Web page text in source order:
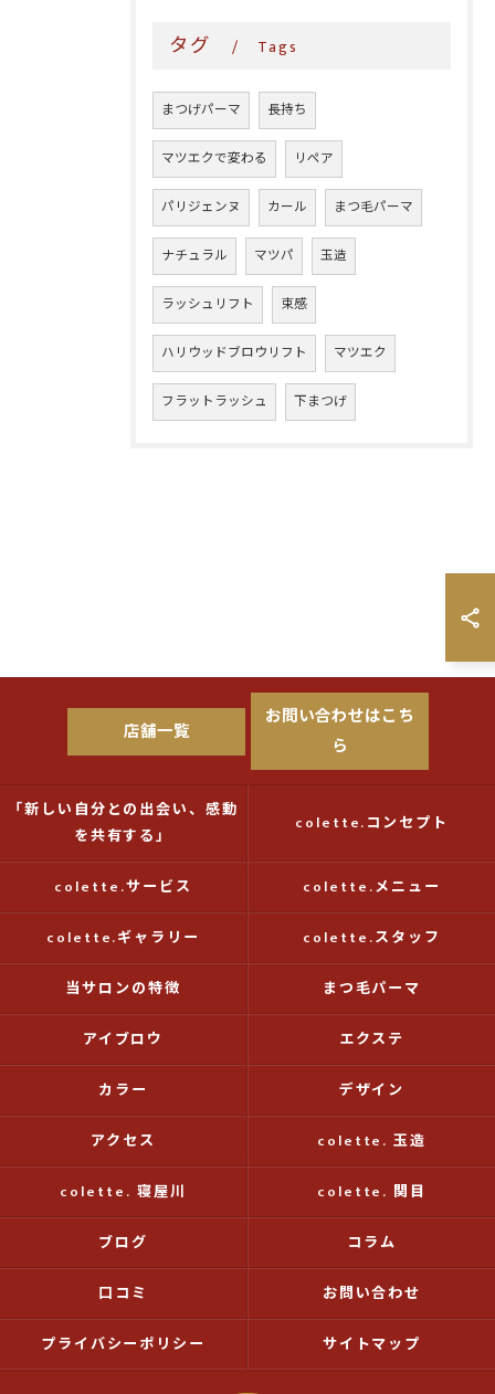
タグ Tags
まつげパーマ 長持ち
マツエクで変わる リペア
パリジェンヌ カール まつ毛パーマ
ナチュラル マツパ 玉造
ラッシュリフト 束感
ハリウッドブロウリフト マツエク
フラットラッシュ 下まつげ
店舗一覧
お問い合わせはこち
ら
「新しい自分との出会い、感動
を共有する」
colette.コンセプト
colette.サービス colette.メニュー
colette.ギャラリー colette.スタッフ
当サロンの特徴 まつ毛パーマ
アイブロウ エクステ
カラー デザイン
アクセス colette. 玉造
colette. 寝屋川 colette. 関目
ブログ コラム
口コミ お問い合わせ
プライバシーポリシー サイトマップ